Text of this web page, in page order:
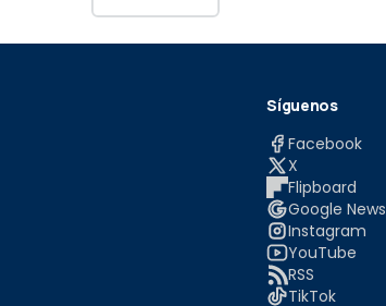
Síguenos
Facebook
X
Flipboard
Google News
Instagram
YouTube
RSS
TikTok